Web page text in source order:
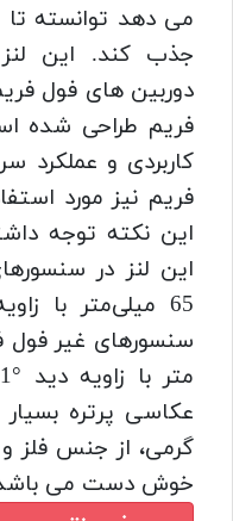
می دهد توانسته
جذب کند. این
فریم طراحی شده
کاربردی و عملکرد
فریم نیز مورد
این نکته توجه
گرمی، از جنس فلز
خوش دست می